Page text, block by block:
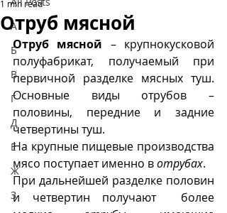
А
Б
В
Г
Д
Е
Ж
З
Отруб мясной
1 min read
Отруб мясной – крупнокусковой
полуфабрикат, получаемый при
первичной разделке мясных туш.
Основные виды отрубов –
половины, передние и задние
четвертины туш.
На крупные пищевые производства
мясо поступает именно в отрубах.
При дальнейшей разделке половин
и четвертин получают  более